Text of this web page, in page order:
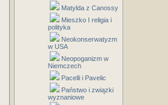
Matylda z Canossy
Mieszko I religia i
polityka
Neokonserwatyzm
w USA
Neopoganizm w
Niemczech
Pacelli i Pavelic
Państwo i związki
wyznaniowe